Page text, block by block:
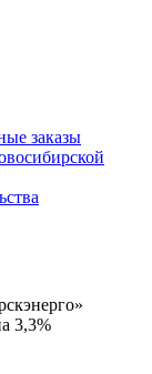
заказы
3,3%